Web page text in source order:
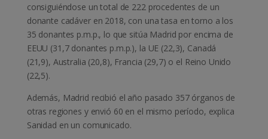
consiguiéndose un total de 222 procedentes de un
donante cadáver en 2018, con una tasa en torno a los
35 donantes p.m.p., lo que sitúa Madrid por encima de
EEUU (31,7 donantes p.m.p.), la UE (22,3), Canadá
(21,9), Australia (20,8), Francia (29,7) o el Reino Unido
(22,5).
Además, Madrid recibió el año pasado 357 órganos de
otras regiones y envió 60 en el mismo período, explica
Sanidad en un comunicado.